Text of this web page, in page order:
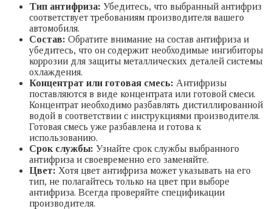
Тип антифриза: Убедитесь, что выбранный антифриз
соответствует требованиям производителя вашего
автомобиля.
Состав: Обратите внимание на состав антифриза и
убедитесь, что он содержит необходимые ингибиторы
коррозии для защиты металлических деталей системы
охлаждения.
Концентрат или готовая смесь: Антифризы
поставляются в виде концентрата или готовой смеси.
Концентрат необходимо разбавлять дистиллированной
водой в соответствии с инструкциями производителя.
Готовая смесь уже разбавлена и готова к
использованию.
Срок службы: Узнайте срок службы выбранного
антифриза и своевременно его заменяйте.
Цвет: Хотя цвет антифриза может указывать на его
тип, не полагайтесь только на цвет при выборе
антифриза. Всегда проверяйте спецификации
производителя.